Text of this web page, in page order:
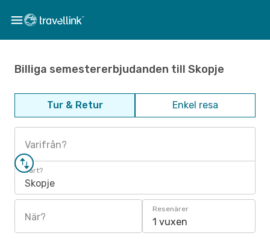
Billiga semestererbjudanden till Skopje
Tur & Retur Enkel resa
Varifrån?
Vart?
Skopje
När?
Resenärer
1 vuxen